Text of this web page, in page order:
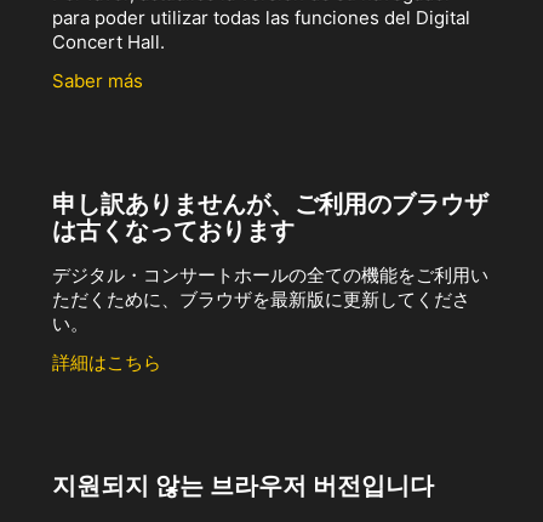
para poder utilizar todas las funciones del Digital
Concert Hall.
Saber más
申し訳ありませんが、ご利用のブラウザ
は古くなっております
デジタル・コンサートホールの全ての機能をご利用い
ただくために、ブラウザを最新版に更新してくださ
い。
詳細はこちら
지원되지 않는 브라우저 버전입니다